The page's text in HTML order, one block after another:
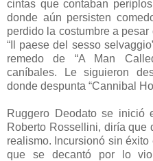
cintas que contaban
donde aún persisten
perdido la costumbre a
“Il paese del sesso
remedo de “A Man
caníbales. Le siguieron
donde despunta “Cannibal
Ruggero Deodato se inició
Roberto Rossellini, diría que
realismo. Incursionó sin
que se decantó por lo